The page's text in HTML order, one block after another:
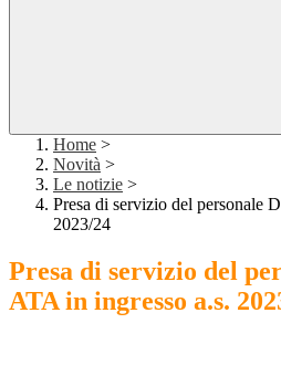
Home >
Novità >
Le notizie >
Presa di servizio del personale
2023/24
Presa di servizio del
ATA in ingresso a.s.